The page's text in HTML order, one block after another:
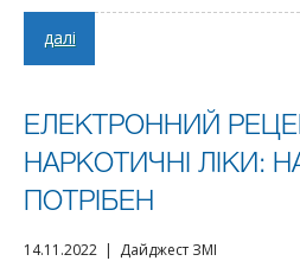
далі
ЕЛЕКТРОННИЙ
НАРКОТИЧНІ ЛІКИ:
ПОТРІБЕН
14.11.2022 | Дайджест ЗМІ